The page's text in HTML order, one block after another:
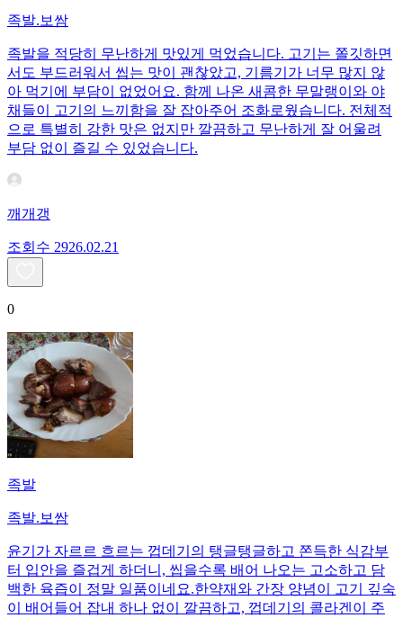
족발.보쌈
족발을 적당히 무난하게 맛있게 먹었습니다. 고기는 쫄깃하면
서도 부드러워서 씹는 맛이 괜찮았고, 기름기가 너무 많지 않
아 먹기에 부담이 없었어요. 함께 나온 새콤한 무말랭이와 야
채들이 고기의 느끼함을 잘 잡아주어 조화로웠습니다. 전체적
으로 특별히 강한 맛은 없지만 깔끔하고 무난하게 잘 어울려
부담 없이 즐길 수 있었습니다.
깨개갱
조회수 2926.02.21
0
족발
족발.보쌈
윤기가 자르르 흐르는 껍데기의 탱글탱글하고 쫀득한 식감부
터 입안을 즐겁게 하더니, 씹을수록 배어 나오는 고소하고 담
백한 육즙이 정말 일품이네요. ​한약재와 간장 양념이 고기 깊숙
이 배어들어 잡내 하나 없이 깔끔하고, 껍데기의 콜라겐이 주